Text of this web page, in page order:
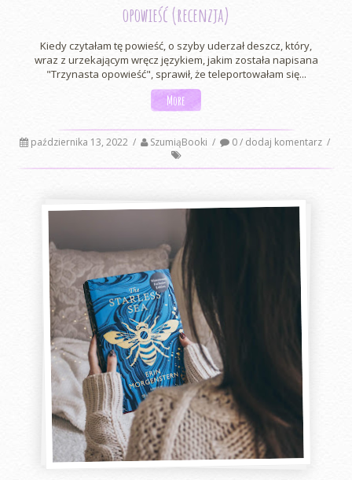
opowieść (recenzja)
Kiedy czytałam tę powieść, o szyby uderzał deszcz, który,
wraz z urzekającym wręcz językiem, jakim została napisana
"Trzynasta opowieść", sprawił, że teleportowałam się...
More
października 13, 2022 / SzumiąBooki / 0 / dodaj komentarz /